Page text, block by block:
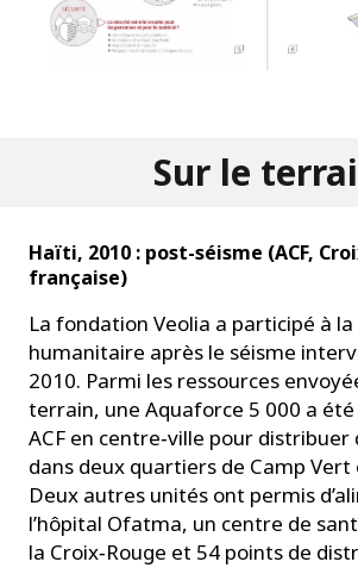
Sur le
​Haïti, 2010 : post-séisme (ACF,
française)
La fondation Veolia a participé à
humanitaire après le séisme
2010. Parmi les ressources
terrain, une Aquaforce 5 000 a
ACF en centre‑ville pour distribuer
dans deux quartiers de Camp Vert
Deux autres unités ont permis
l’hôpital Ofatma, un centre de
la Croix‑Rouge et 54 points de